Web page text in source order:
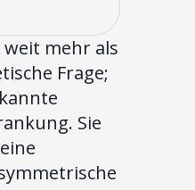
mehr als
Frage;
Sie